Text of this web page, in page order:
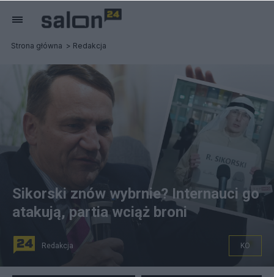
Strona główna Redakcja
Afera z pieniędzmi od Arabów dla Sikorskiego. Źródło:
Sikorski znów wybrnie? Internauci go
atakują, partia wciąż broni
Redakcja KO